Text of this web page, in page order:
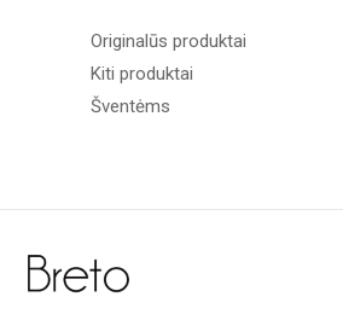
Originalūs produktai
Kiti produktai
Šventėms